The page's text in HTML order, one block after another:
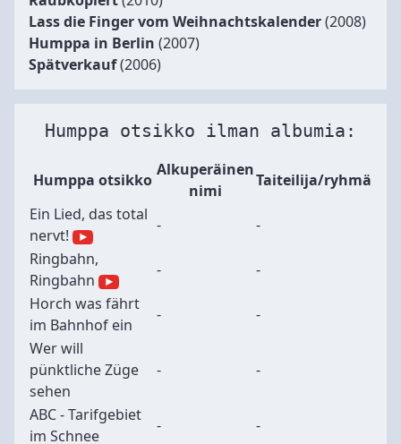
Lass die Finger vom Weihnachtskalender(2008)
Humppa in Berlin (2007)
Spätverkauf(2006)
Humppa otsikko ilman albumia:
Humppa otsikko
Alkuperäinen
nimi
Taiteilija/ryhmä
Ein Lied, das total
nervt!
-
-
Ringbahn,
Ringbahn
-
-
Horch was fährt
im Bahnhof ein
-
-
Wer will
pünktliche Züge
sehen
- -
ABC - Tarifgebiet
im Schnee
- -